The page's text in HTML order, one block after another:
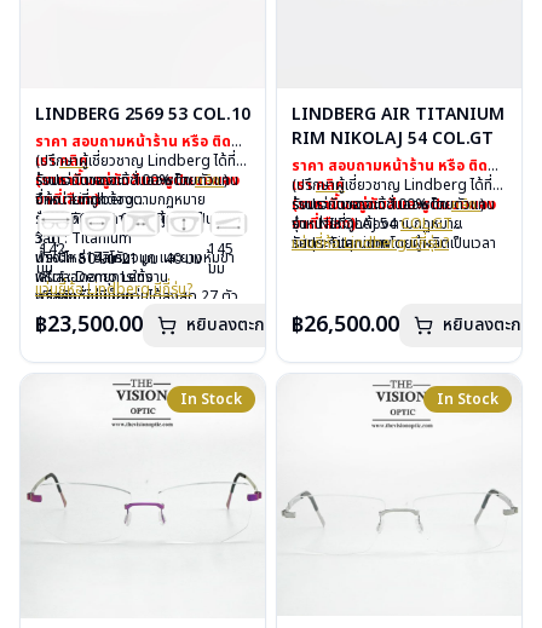
LINDBERG 2569 53 COL.10
ราคา สอบถามหน้าร้าน หรือ ติดต่อ
เราคลิก
(ราคาขึ้นอยู่กับสีและรูปแบบของ
ขาที่เลือก)
(ปรึกษาผู้เชี่ยวชาญ Lindberg ได้ที่
ร้านแว่นตาเดอะวิชั่นออพติคคลิก)
รับประกันของแท้ 100% โดยตัวแทน
จำหน่ายที่ถูกต้องตามกฏหมาย
รับประกันคุณภาพโดยผู้ผลิตเป็นเวลา
3 ปี
ฟรีอะไหล่ ซิลิโคนจมูก และยางหุ้มขา
ฟรีตลอดอายุการใช้งาน
ฟรีสลักชื่อบนขาแว่นได้สูงสุด 27 ตัว
อักษร
ยี่ห้อ : Lindberg
รุ่น : 2569 53 Col.10
วัสดุ : Titanium
น้ำหนัก : 14 กรัม
เลนส์ : Demo Lens
บานพับ : ไม่มีน็อต
อุปกรณ์ : กล่องแว่น, ผ้าเช็ดแว่น
การรับประกัน : 3 ปี
142
มม
50 มม 21 มม 40 มม 145
มม
แว่นยี่ห้อ Lindberg มีกี่รุ่น?
฿23,500.00 หยิบลงตะกร้า
LINDBERG AIR TITANIUM
RIM NIKOLAJ 54 COL.GT
ราคา สอบถามหน้าร้าน หรือ ติดต่อ
เราคลิก
(ราคาขึ้นอยู่กับสีและรูปแบบของ
ขาที่เลือก)
(ปรึกษาผู้เชี่ยวชาญ Lindberg ได้ที่
ร้านแว่นตาเดอะวิชั่นออพติคคลิก)
รับประกันของแท้ 100% โดยตัวแทน
จำหน่ายที่ถูกต้องตามกฏหมาย
รับประกันคุณภาพโดยผู้ผลิตเป็นเวลา
ฟรีสลักชื่อบนขาแว่นได้สูงสุด 27 ตัว
อักษร
รุ่น : NIKOLAJ 54COL.GT
วัสดุ : Titanium
น้ำหนัก :13 กรัม
การรับประกัน : 3 ปี
แว่นยี่ห้อ Lindberg มีกี่รุ่น?
฿26,500.00 หยิบลงตะกร้า
In Stock In Stock